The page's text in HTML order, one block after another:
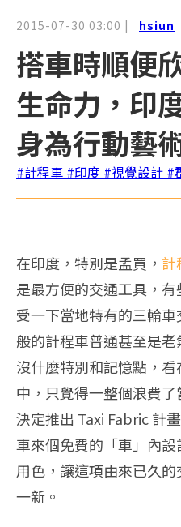
2015-07-30 03:00 | hsiun
搭車時順便
生命力，印
身為行動藝
#計程車 #印度 #視覺設計 #
在印度，特別是孟買， 計
是最方便的交通工具，
受一下當地特有的三輪
般的計程車普通甚至是
沒什麼特別和記憶點，
中，只覺得一整個浪費
決定推出 Taxi Fabric 計
車來個免費的「車」內
用色，讓這項由來已久
一新。